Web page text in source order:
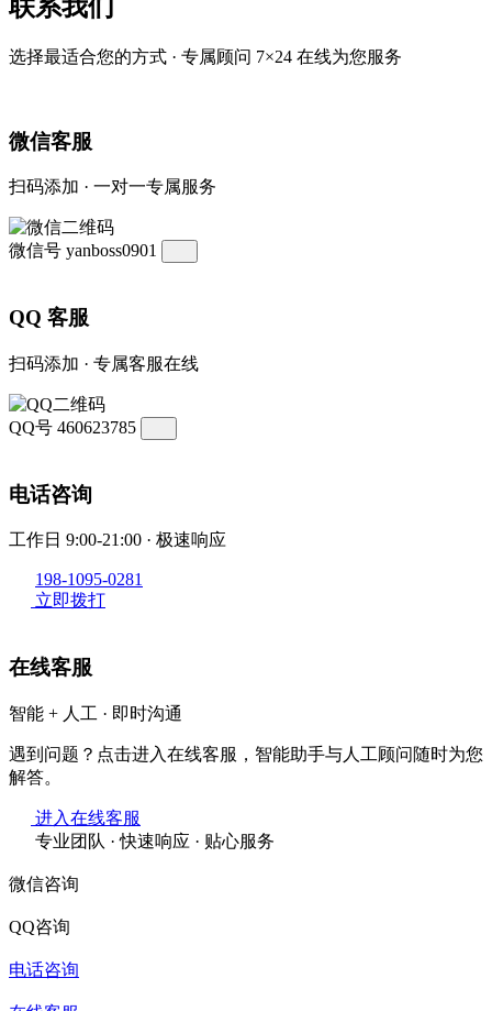
联系我们
选择最适合您的方式 · 专属顾问 7×24 在线为您服务
微信客服
扫码添加 · 一对一专属服务
微信号 yanboss0901
QQ 客服
扫码添加 · 专属客服在线
QQ号 460623785
电话咨询
工作日 9:00-21:00 · 极速响应
198-1095-0281
立即拨打
在线客服
智能 + 人工 · 即时沟通
遇到问题？点击进入在线客服，智能助手与人工顾问随时为您
解答。
进入在线客服
专业团队 · 快速响应 · 贴心服务
微信咨询
QQ咨询
电话咨询